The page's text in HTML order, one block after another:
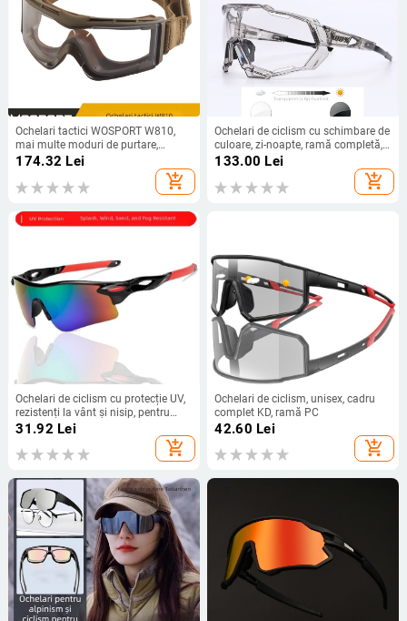
Ochelari tactici WOSPORT W810,
mai multe moduri de purtare,
compatibili cu cască pentru ciclism
174.32 Lei
add_shopping_cart
Ochelari de ciclism cu schimbare de
culoare, zi-noapte, ramă completă,
unisex, model Q1, compatibili cu
133.00 Lei
add_shopping_cart
Ochelari de ciclism cu protecție UV,
rezistenți la vânt și nisip, pentru
sport în aer liber, unisex, pentru
31.92 Lei
add_shopping_cart
Ochelari de ciclism, unisex, cadru
complet KD, ramă PC
42.60 Lei
add_shopping_cart